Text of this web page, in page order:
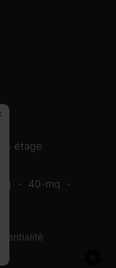
un étage
40-mq